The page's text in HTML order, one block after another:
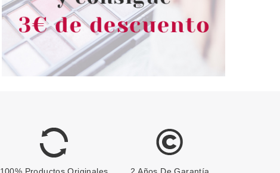
100% Productos Originales 2 Años De Garantía